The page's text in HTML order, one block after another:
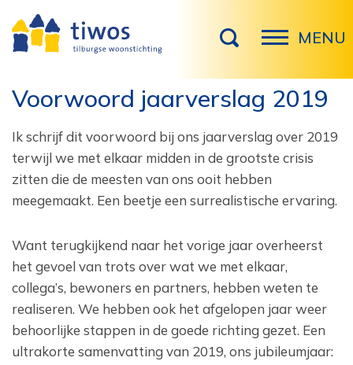
MENU
Voorwoord jaarverslag 2019
Ik schrijf dit voorwoord bij ons jaarverslag over 2019
terwijl we met elkaar midden in de grootste crisis
zitten die de meesten van ons ooit hebben
meegemaakt. Een beetje een surrealistische ervaring.
Want terugkijkend naar het vorige jaar overheerst
het gevoel van trots over wat we met elkaar,
collega’s, bewoners en partners, hebben weten te
realiseren. We hebben ook het afgelopen jaar weer
behoorlijke stappen in de goede richting gezet. Een
ultrakorte samenvatting van 2019, ons jubileumjaar: